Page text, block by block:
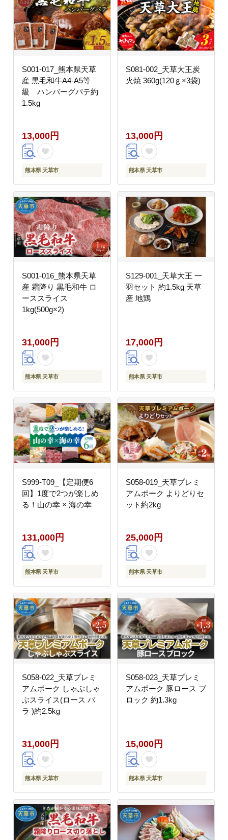
S001-017_熊本県天草
産 黒毛和牛A4-A5等
級 ハンバーグパテ約
1.5kg
13,000円
熊本県 天草市
S081-002_天草大王炭
火焼 360g(120ｇ×3袋)
13,000円
熊本県 天草市
S001-016_熊本県天草
産 霜降り 黒毛和牛 ロ
ーススライス
1kg(500g×2)
31,000円
熊本県 天草市
S129-001_天草大王 一
羽セット 約1.5kg 天草
産 地鶏
17,000円
熊本県 天草市
S999-T09_【定期便6
回】1度で2つが楽しめ
る！山の幸 × 海の幸
131,000円
熊本県 天草市
S058-019_天草プレミ
アムポーク よりどりセ
ット約2kg
25,000円
熊本県 天草市
S058-022_天草プレミ
アムポーク しゃぶしゃ
ぶスライス(ロース バ
ラ )約2.5kg
31,000円
熊本県 天草市
S058-023_天草プレミ
アムポーク 豚ロース ブ
ロック 約1.3kg
15,000円
熊本県 天草市